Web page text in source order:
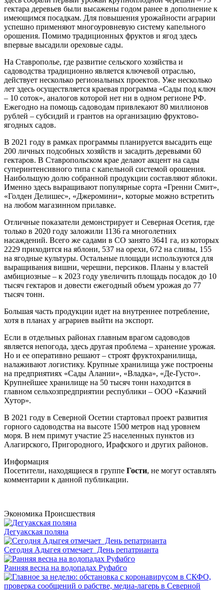
гектара деревьев были высажены годом ранее в дополнение к
имеющимся посадкам. Для повышения урожайности аграрии
успешно применяют многоуровневую систему капельного
орошения. Помимо традиционных фруктов и ягод здесь
впервые высадили ореховые сады.
На Ставрополье, где развитие сельского хозяйства и
садоводства традиционно является ключевой отраслью,
действует несколько региональных проектов. Уже несколько
лет здесь осуществляется краевая программа «Сады под ключ
– 10 соток», аналогов которой нет ни в одном регионе РФ.
Ежегодно на помощь садоводам привлекают 80 миллионов
рублей – субсидий и грантов на организацию фруктово-
ягодных садов.
В 2021 году в рамках программы планируется высадить еще
200 личных подсобных хозяйств и засадить деревьями 60
гектаров. В Ставропольском крае делают акцент на сады
суперинтенсивного типа с капельной системой орошения.
Наибольшую долю собранной продукции составляют яблоки.
Именно здесь выращивают популярные сорта «Гренни Смит»,
«Голден Делишес», «Джеромини», которые можно встретить
на любом магазинном прилавке.
Отличные показатели демонстрирует и Северная Осетия, где
только в 2020 году заложили 1136 га многолетних
насаждений. Всего же садами в СО занято 3641 га, из которых
2229 приходится на яблони, 537 на орехи, 672 на сливы, 155
на ягодные культуры. Остальные площади используются для
выращивания вишни, черешни, персиков. Планы у властей
амбициозные – к 2023 году увеличить площадь посадок до 10
тысяч гектаров и довести ежегодный объем урожая до 77
тысяч тонн.
Большая часть продукции идет на внутреннее потребление,
хотя в планах у аграриев выйти на экспорт.
Если в отдельных районах главным врагом садоводов
является непогода, здесь другая проблема – хранение урожая.
Но и ее оперативно решают – строят фруктохранилища,
налаживают логистику. Крупные хранилища уже построены
на предприятиях «Сады Алании», «Владка», «Де-Густо».
Крупнейшее хранилище на 50 тысяч тонн находится в
главном сельхозпредприятии республики – ООО «Казачий
Хутор».
В 2021 году в Северной Осетии стартовал проект развития
горного садоводства на высоте 1500 метров над уровнем
моря. В нем примут участие 25 населенных пунктов из
Алагирского, Пригородного, Ирафского и других районов.
Информация
Посетители, находящиеся в группе Гости, не могут оставлять
комментарии к данной публикации.
Экономика Происшествия
Дегуакская поляна
Сегодня Адыгея отмечает День репатрианта
Ранняя весна на водопадах Руфабго